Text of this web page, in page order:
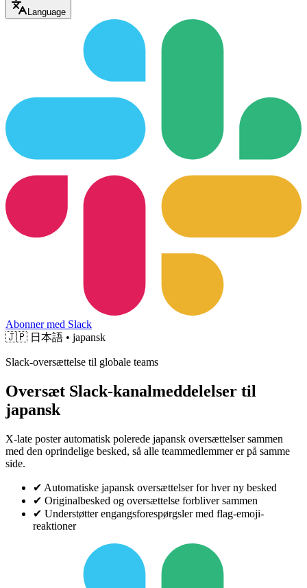
Language
Abonner med Slack
🇯🇵 日本語 • japansk
Slack-oversættelse til globale teams
Oversæt Slack-kanalmeddelelser til
japansk
X-late poster automatisk polerede japansk oversættelser sammen
med den oprindelige besked, så alle teammedlemmer er på samme
side.
✔ Automatiske japansk oversættelser for hver ny besked
✔ Originalbesked og oversættelse forbliver sammen
✔ Understøtter engangsforespørgsler med flag-emoji-
reaktioner